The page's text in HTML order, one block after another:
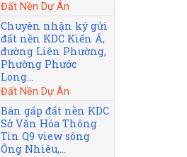
Đất Nền Dự Án
Chuyên nhận ký gửi
đất nền KDC Kiến Á,
đường Liên Phường,
Phường Phước
Long...
Đất Nền Dự Án
Bán gấp đất nền KDC
Sở Văn Hóa Thông
Tin Q9 view sông
Ông Nhiêu,...